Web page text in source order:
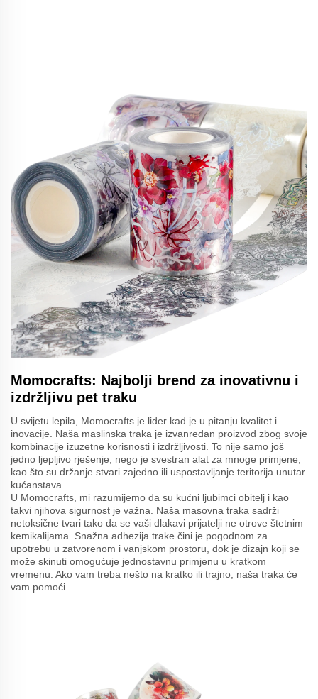
Momocrafts: Najbolji brend za inovativnu i
izdržljivu pet traku
U svijetu lepila, Momocrafts je lider kad je u pitanju kvalitet i
inovacije. Naša maslinska traka je izvanredan proizvod zbog svoje
kombinacije izuzetne korisnosti i izdržljivosti. To nije samo još
jedno ljepljivo rješenje, nego je svestran alat za mnoge primjene,
kao što su držanje stvari zajedno ili uspostavljanje teritorija unutar
kućanstava.
U Momocrafts, mi razumijemo da su kućni ljubimci obitelj i kao
takvi njihova sigurnost je važna. Naša masovna traka sadrži
netoksične tvari tako da se vaši dlakavi prijatelji ne otrove štetnim
kemikalijama. Snažna adhezija trake čini je pogodnom za
upotrebu u zatvorenom i vanjskom prostoru, dok je dizajn koji se
može skinuti omogućuje jednostavnu primjenu u kratkom
vremenu. Ako vam treba nešto na kratko ili trajno, naša traka će
vam pomoći.